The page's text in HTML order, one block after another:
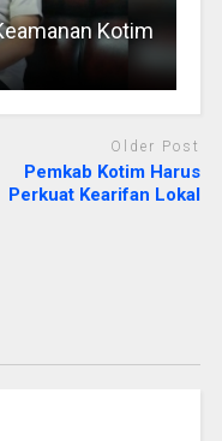
Kotim
Older Post
Pemkab Kotim Harus
Perkuat Kearifan Lokal